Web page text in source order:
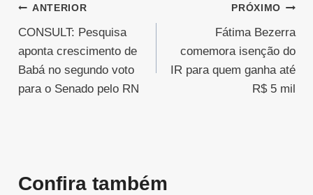
Navegação
de
Post
ANTERIOR
CONSULT: Pesquisa
aponta crescimento de
Babá no segundo voto
para o Senado pelo RN
PRÓXIMO
Fátima Bezerra
comemora isenção do
IR para quem ganha até
R$ 5 mil
Confira também